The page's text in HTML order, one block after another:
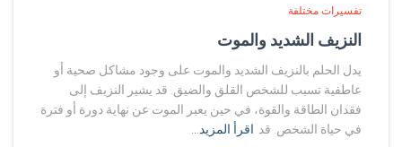
تفسيرات مختلفة
النزيف الشديد والموت
يدل الحلم بالنزيف الشديد والموت على وجود مشاكل صحية أو
عاطفية تسبب للشخص القلق والضيق. قد يشير النزيف إلى
فقدان الطاقة والقوة، في حين يعبر الموت عن نهاية دورة أو فترة
في حياة الشخص. قد اقرأ المزيد…